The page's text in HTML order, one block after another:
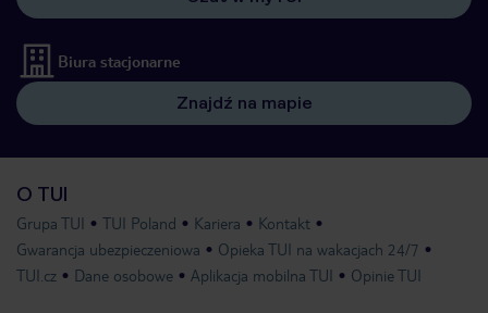
Biura stacjonarne
Znajdź na mapie
O TUI
Grupa TUI TUI Poland Kariera
Kontakt
Gwarancja ubezpieczeniowa
Opieka TUI na wakacjach 24/7
TUI.cz
Dane osobowe Aplikacja mobilna TUI Opinie TUI